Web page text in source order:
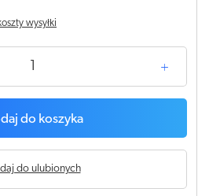
wysyłki
do koszyka
do ulubionych